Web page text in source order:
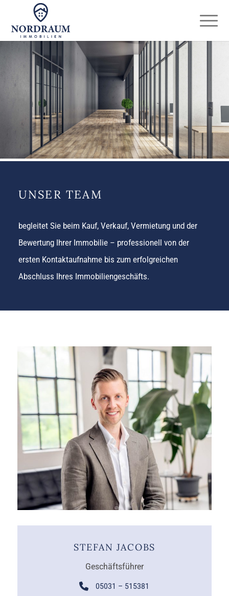
UNSER TEAM
begleitet Sie beim Kauf, Verkauf, Vermietung und der
Bewertung Ihrer Immobilie – professionell von der
ersten Kontaktaufnahme bis zum erfolgreichen
Abschluss Ihres Immobiliengeschäfts.
STEFAN JACOBS
Geschäftsführer
05031 – 515381